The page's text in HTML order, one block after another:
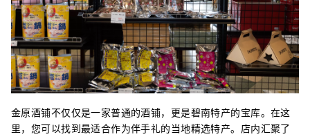
金原酒铺不仅仅是一家普通的酒铺，更是碧南特产的宝库。在这
里，您可以找到最适合作为伴手礼的当地精选特产。店内汇聚了